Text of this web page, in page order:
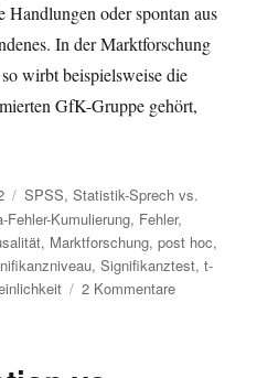
Handlungen oder spontan aus
In der Marktforschung
wirbt beispielsweise die
GfK-Gruppe gehört,
Kategorien
SPSS,Statistik-Sprech vs.
Fehler-Kumulierung, Fehler,
, Marktforschung,post hoc,
,Signifikanztest,t-
2 Kommentarezu